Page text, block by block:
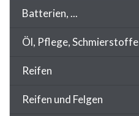
Batterien, ...
Öl, Pflege, Schmierstoffe
Reifen
Reifen und Felgen